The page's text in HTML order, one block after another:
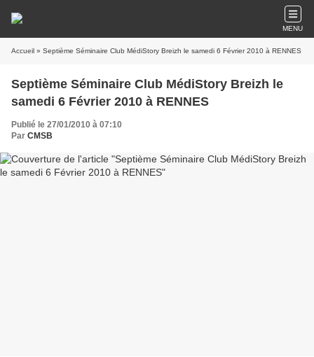
MENU
Accueil » Septième Séminaire Club MédiStory Breizh le samedi 6 Février 2010 à RENNES
Septième Séminaire Club MédiStory Breizh le
samedi 6 Février 2010 à RENNES
Publié le 27/01/2010 à 07:10
Par CMSB